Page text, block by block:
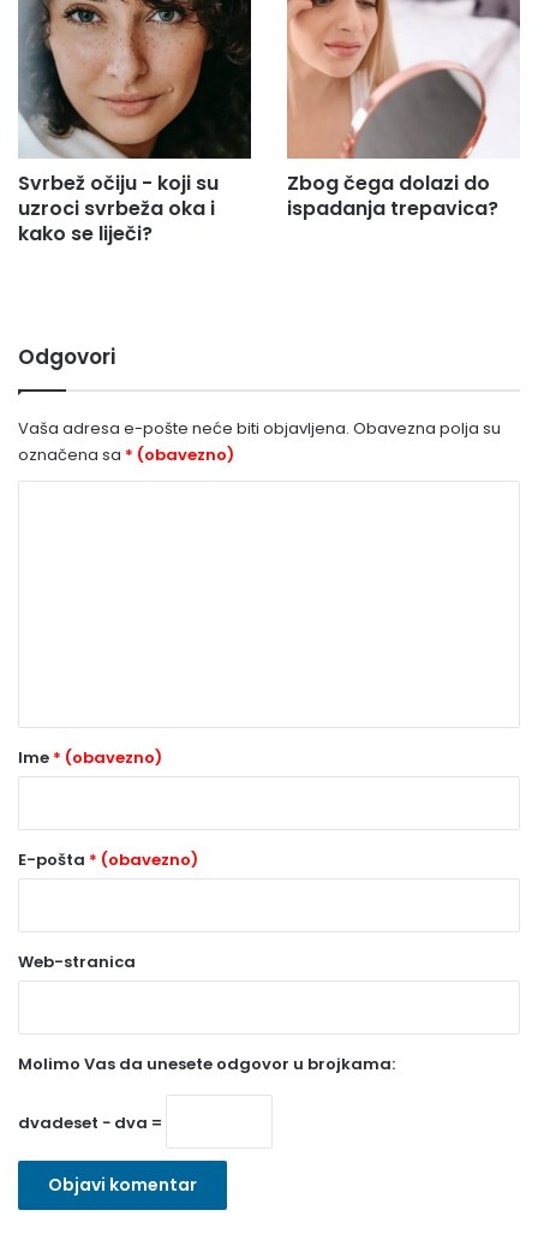
Svrbež očiju - koji su
uzroci svrbeža oka i
kako se liječi?
Zbog čega dolazi do
ispadanja trepavica?
Odgovori
Vaša adresa e-pošte neće biti objavljena. Obavezna polja su
označena sa * (obavezno)
r
o
a
v
z
n
Ime * (obavezno)
E-pošta * (obavezno)
Web-stranica
Molimo Vas da unesete odgovor u brojkama:
dvadeset − dva =